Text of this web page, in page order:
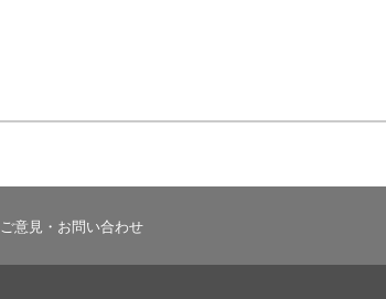
ご意見・お問い合わせ